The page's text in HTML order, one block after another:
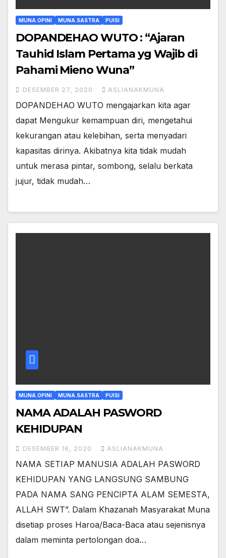
MUNA.OPINI MUNA.SASTRA PUISI
DOPANDEHAO WUTO : “Ajaran
Tauhid Islam Pertama yg Wajib di
Pahami Mieno Wuna”
DESEMBER 27, 2020 ASLIANAKMUNA
DOPANDEHAO WUTO mengajarkan kita agar
dapat Mengukur kemampuan diri, mengetahui
kekurangan atau kelebihan, serta menyadari
kapasitas dirinya. Akibatnya kita tidak mudah
untuk merasa pintar, sombong, selalu berkata
jujur, tidak mudah…
MUNA.OPINI MUNA.SASTRA PUISI
NAMA ADALAH PASWORD
KEHIDUPAN
DESEMBER 16, 2020 ASLIANAKMUNA
NAMA SETIAP MANUSIA ADALAH PASWORD
KEHIDUPAN YANG LANGSUNG SAMBUNG
PADA NAMA SANG PENCIPTA ALAM SEMESTA,
ALLAH SWT”. Dalam Khazanah Masyarakat Muna
disetiap proses Haroa/Baca-Baca atau sejenisnya
dalam meminta pertolongan doa…